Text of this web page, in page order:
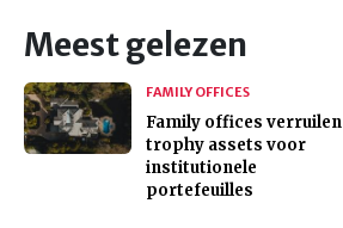
Meest gelezen
FAMILY OFFICES
Family offices verruilen
trophy assets voor
institutionele
portefeuilles